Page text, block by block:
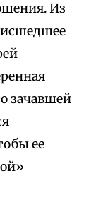
Из
зачавшей
ее